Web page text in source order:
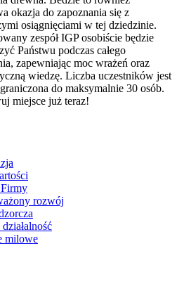
okazja do zapoznania się z
osiągnięciami w tej dziedzinie.
zespół IGP osobiście będzie
Państwu podczas całego
zapewniając moc wrażeń oraz
wiedzę. Liczba uczestników jest
do maksymalnie 30 osób.
miejsce już teraz!
Firmy
rozwój
milowe